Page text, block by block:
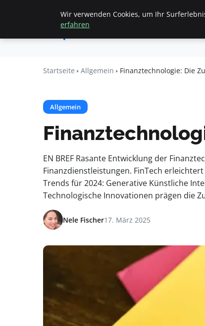
Apemania
Startseite
Startseite Allgemein Finanztechnologie: Die
Allgemein
EN BREF Rasante Entwicklung der
Finanzdienstleistungen. FinTech
Trends für 2024: Generative Künstliche
Technologische Innovationen prägen die
Nele Fischer17. März 2025
Wir verwenden Cookies, um Ihr
erfahren